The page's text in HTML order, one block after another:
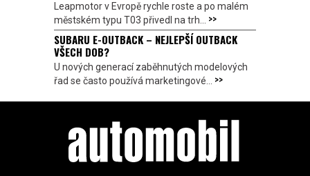
Leapmotor v Evropě rychle roste a po malém
městském typu T03 přivedl na trh... >>
SUBARU E-OUTBACK – NEJLEPŠÍ OUTBACK
VŠECH DOB?
U nových generací zaběhnutých modelových
řad se často používá marketingové... >>